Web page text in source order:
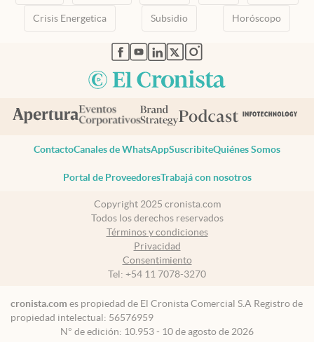
Crisis Energetica Subsidio Horóscopo
abre en nueva pestaña
abre en nueva pestaña
abre en nueva pestaña
abre en nueva pestaña
abre en nueva pestaña
ContactoCanales de WhatsAppSuscribiteQuiénes Somos
Portal de ProveedoresTrabajá con nosotros
Copyright 2025 cronista.com
Todos los derechos reservados
Términos y condiciones
Privacidad
Consentimiento
Tel: +54 11 7078-3270
cronista.com es propiedad de El Cronista Comercial S.A Registro de
propiedad intelectual: 56576959
N° de edición: 10.953 - 10 de agosto de 2026